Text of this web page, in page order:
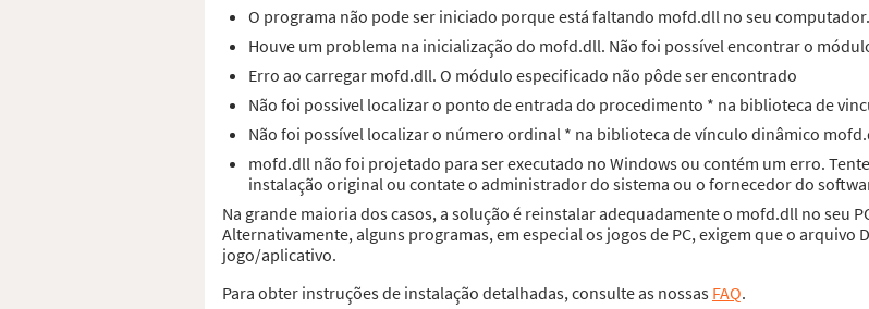
O programa não pode ser iniciado porque está faltando mofd.dll no seu
Houve um problema na inicialização do mofd.dll. Não foi possível encontrar o
Erro ao carregar mofd.dll. O módulo especificado não pôde ser encontrado
Não foi possivel localizar o ponto de entrada do procedimento * na biblioteca de
Não foi possível localizar o número ordinal * na biblioteca de vínculo dinâmico
mofd.dll não foi projetado para ser executado no Windows ou contém um erro.
instalação original ou contate o administrador do sistema ou o fornecedor do
Na grande maioria dos casos, a solução é reinstalar adequadamente o mofd.dll no seu
Alternativamente, alguns programas, em especial os jogos de PC, exigem que o arquivo
jogo/aplicativo.
Para obter instruções de instalação detalhadas, consulte as nossas FAQ.